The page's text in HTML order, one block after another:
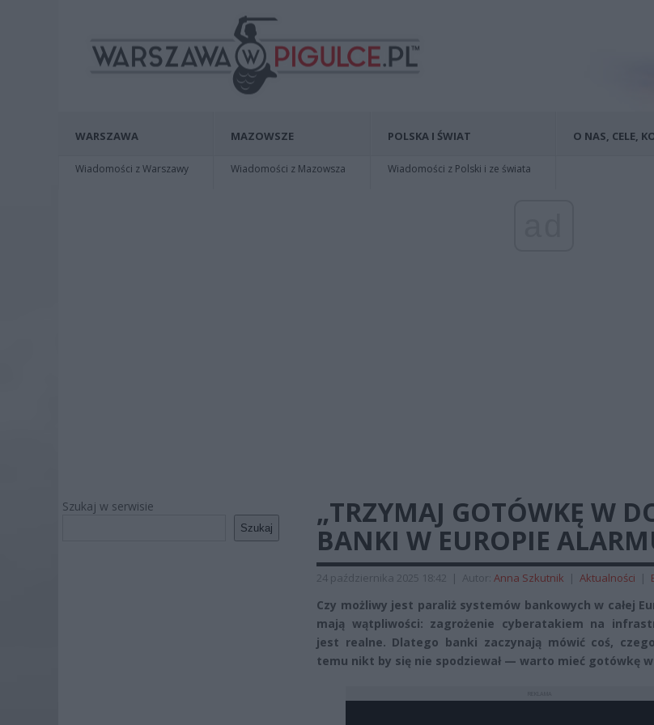
WARSZAWA
Wiadomości z Warszawy
MAZOWSZE
Wiadomości z Mazowsza
POLSKA I ŚWIAT
Wiadomości z Polski i ze świata
O NAS, CELE,
Szukaj w serwisie
Szukaj
„TRZYMAJ GOTÓWKĘ W
BANKI W EUROPIE
24 października 2025 18:42 | Autor: Anna Szkutnik | Aktualności |
Czy możliwy jest paraliż systemów bankowych w całej
mają wątpliwości: zagrożenie cyberatakiem na
jest realne. Dlatego banki zaczynają mówić coś,
temu nikt by się nie spodziewał — warto mieć gotówkę